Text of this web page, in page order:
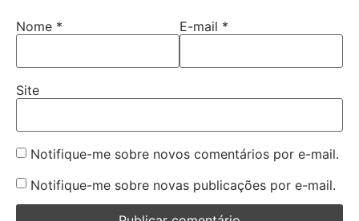
Nome * E-mail *
Site
Notifique-me sobre novos comentários por e-mail.
Notifique-me sobre novas publicações por e-mail.